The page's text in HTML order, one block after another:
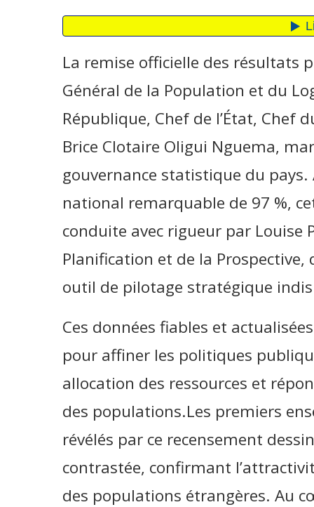
La remise officielle des résultats
Général de la Population et du
République, Chef de l’État, Chef
Brice Clotaire Oligui Nguema,
gouvernance statistique du
national remarquable de 97 %,
conduite avec rigueur par Louise
Planification et de la Prospective,
outil de pilotage stratégique
Ces données fiables et
pour affiner les politiques
allocation des ressources et
des populations.Les premiers
révélés par ce recensement
contrastée, confirmant
des populations étrangères. Au